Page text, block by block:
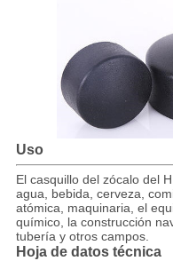
Uso
El casquillo del zócalo del
agua, bebida, cerveza,
atómica, maquinaria, el
químico, la construcción
tubería y otros campos.
Hoja de datos técnica